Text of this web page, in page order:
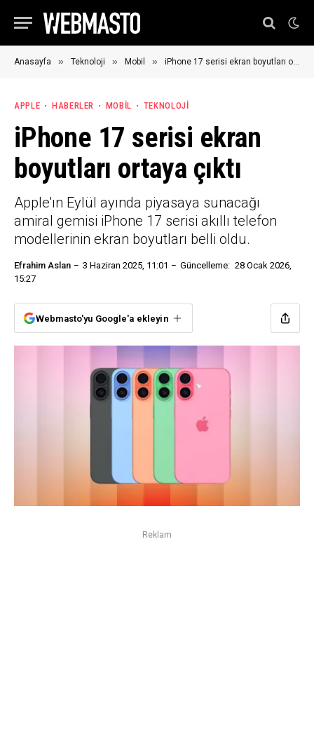
Anasayfa » Teknoloji » Mobil » iPhone 17 serisi ekran boyutları ortaya çıktı
APPLE HABERLER MOBIL TEKNOLOJI
iPhone 17 serisi ekran
boyutları ortaya çıktı
Apple'ın Eylül ayında piyasaya sunacağı
amiral gemisi iPhone 17 serisi akıllı telefon
modellerinin ekran boyutları belli oldu.
Efrahim Aslan 3 Haziran 2025, 11:01 Güncelleme: 28 Ocak 2026,
15:27
Webmasto'yu Google'a ekleyin
Reklam